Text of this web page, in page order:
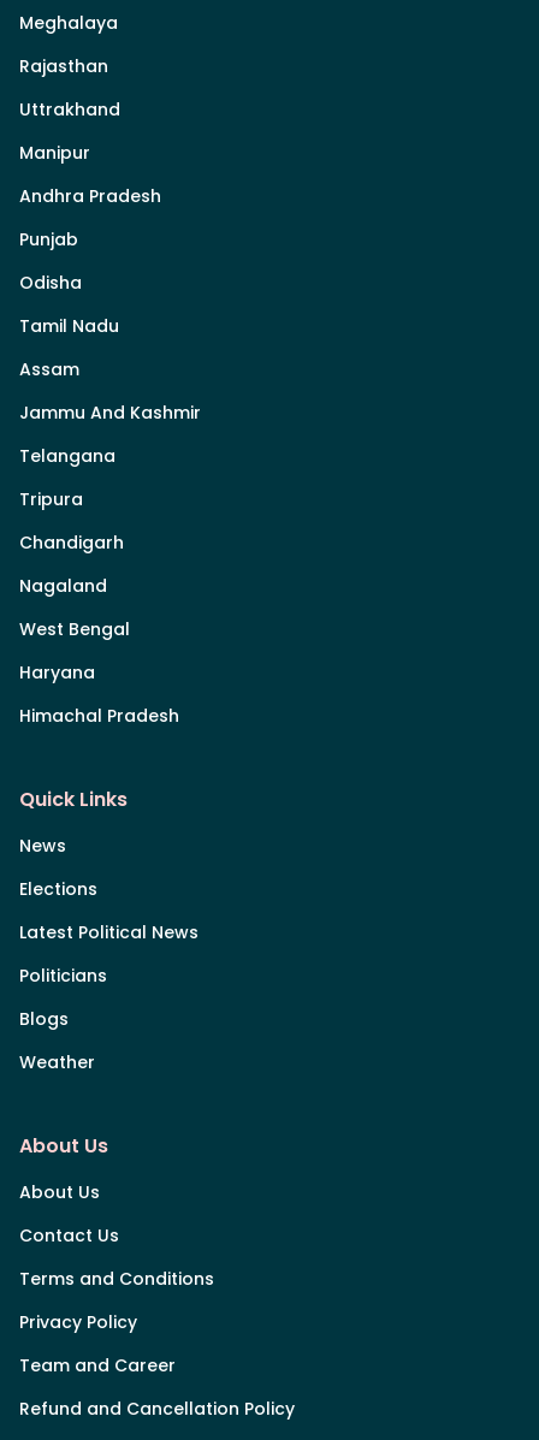
Meghalaya
Rajasthan
Uttrakhand
Manipur
Andhra Pradesh
Punjab
Odisha
Tamil Nadu
Assam
Jammu And Kashmir
Telangana
Tripura
Chandigarh
Nagaland
West Bengal
Haryana
Himachal Pradesh
Quick Links
News
Elections
Latest Political News
Politicians
Blogs
Weather
About Us
About Us
Contact Us
Terms and Conditions
Privacy Policy
Team and Career
Refund and Cancellation Policy